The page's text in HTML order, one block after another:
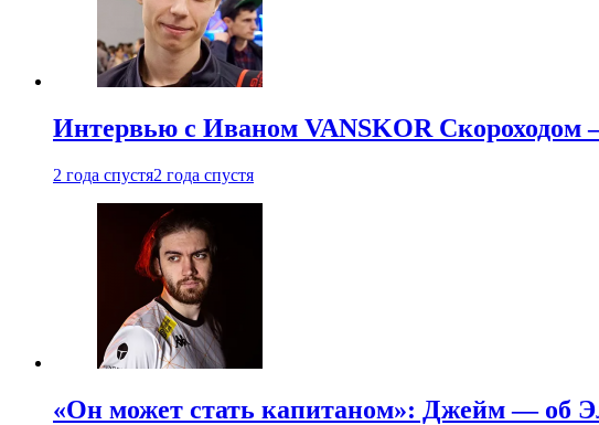
Интервью с Иваном VANSKOR Скороходом
2 года спустя2 года спустя
«Он может стать капитаном»: Джейм — об